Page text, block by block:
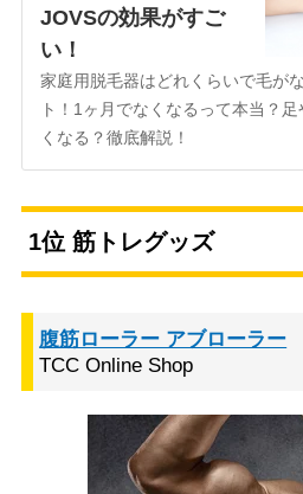
JOVSの効果がすご
い！
家庭用脱毛器はどれくらいで毛が
ト！1ヶ月でなくなるって本当？
くなる？徹底解説！
1位 筋トレグッズ
腹筋ローラー アブローラー
TCC Online Shop